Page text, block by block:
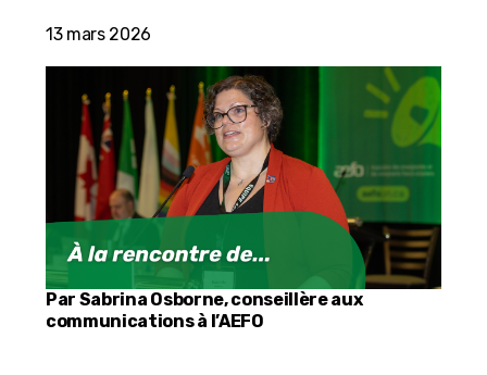
13 mars 2026
Par Sabrina Osborne, conseillère aux
communications à l’AEFO